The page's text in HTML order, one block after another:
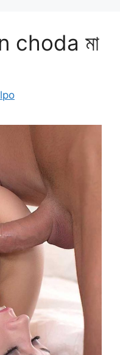
choda মা